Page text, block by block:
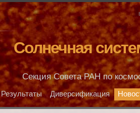
Солнечная
Секция Совета РАН по
Результаты Диверсификация